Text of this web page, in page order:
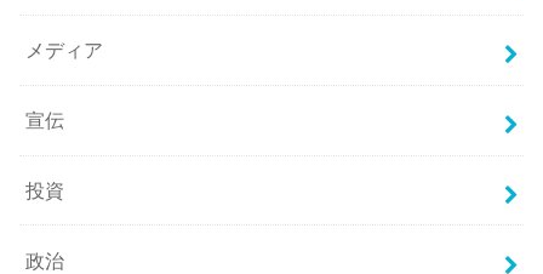
メディア
宣伝
投資
政治